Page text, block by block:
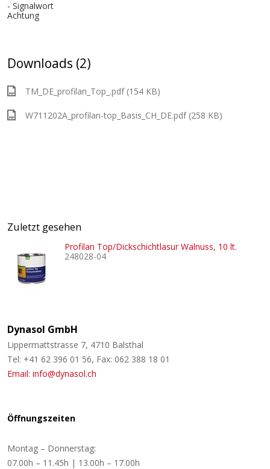
- Signalwort
Achtung
Downloads (2)
TM_DE_profilan_Top_.pdf (154 KB)
W711202A_profilan-top_Basis_CH_DE.pdf (258 KB)
Zuletzt gesehen
Profilan Top/Dickschichtlasur Walnuss, 10 lt.
248028-04
Dynasol GmbH
Lippermattstrasse 7, 4710 Balsthal
Tel: +41 62 396 01 56, Fax: 062 388 18 01
Email: info@dynasol.ch
Öffnungszeiten
Montag – Donnerstag:
07.00h – 11.45h | 13.00h – 17.00h